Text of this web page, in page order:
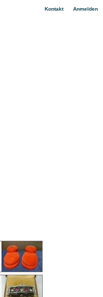
Kontakt| Anmelden